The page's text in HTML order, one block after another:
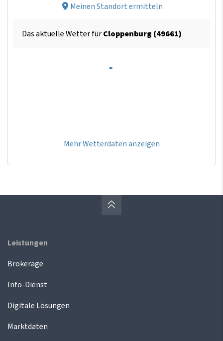
Meinen Standort ermitteln
Das aktuelle Wetter fürCloppenburg (49661)
Mehr Wetterdaten anzeigen
Leistungen
Brokerage
Info-Dienst
Digitale Lösungen
Marktdaten